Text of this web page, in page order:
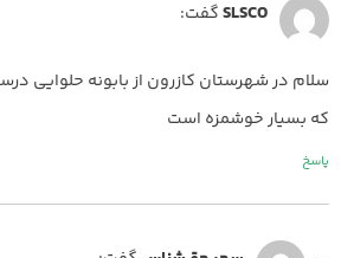
SLSCOگفت:
سلام در شهرستان کازرون از بابونه حلوایی
که بسیار خوشمزه است
پاسخ